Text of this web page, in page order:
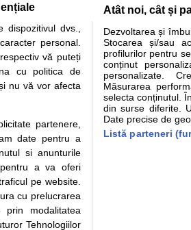
analize Specialitati medicale Boli si
despre sanatate disponibile pe
medicale. Va sfatuim, ca pe langa
programari la medic Clickmed.
Drepturile consumatorului
Protectia consumatorilor - ANPC
Solutionarea Alternativa a
Litigiilor
Info consumator: 0800.080.999
Formulare europene - CNAS
Ministerul Sanatatii - ANMDM
dvs.,
personal.
vă puteți
cu politica de
nu vă vor afecta
partenere,
date pentru a
si anunturile
a va oferi
pe website.
cu prelucrarea
prin modalitatea
Tehnologiilor
Atât noi, cât și
Dezvoltarea și
Stocarea și/sau
profilurilor pentru
conținut
personalizate.
Măsurarea
selecta conținutul.
din surse diferite.
Date precise de
Listă parteneri